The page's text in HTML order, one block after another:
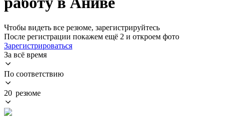
Чтобы видеть все резюме, зарегистрируйтесь
После регистрации покажем ещё 2 и откроем фото
Зарегистрироваться
За всё время
По соответствию
20 резюме